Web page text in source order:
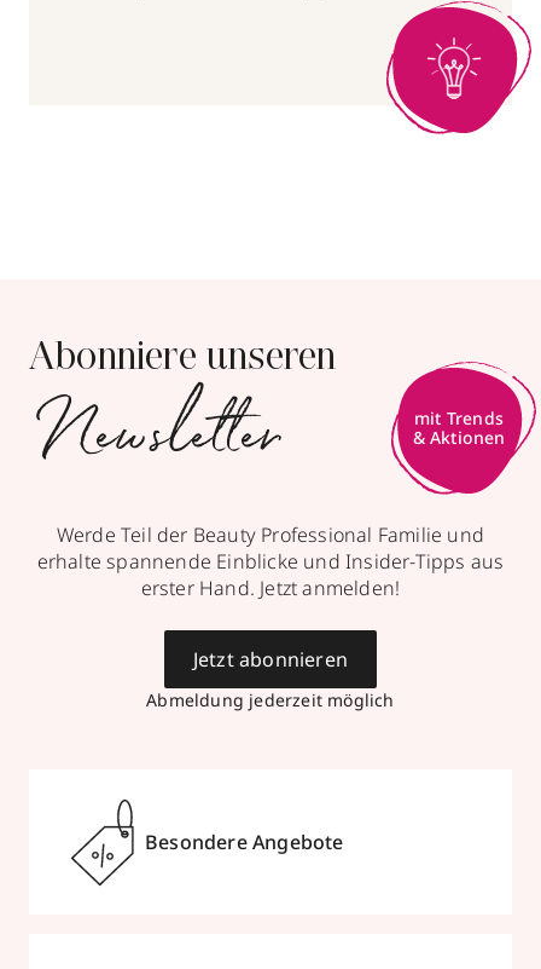
Abonniere unseren
Newsletter
mit Trends
& Aktionen
Werde Teil der Beauty Professional Familie und
erhalte spannende Einblicke und Insider-Tipps aus
erster Hand. Jetzt anmelden!
Abmeldung jederzeit möglich
Jetzt abonnieren
Besondere Angebote